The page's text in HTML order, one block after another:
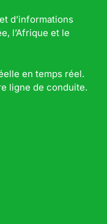
d’informations
l’Afrique et le
en temps réel.
ligne de conduite.